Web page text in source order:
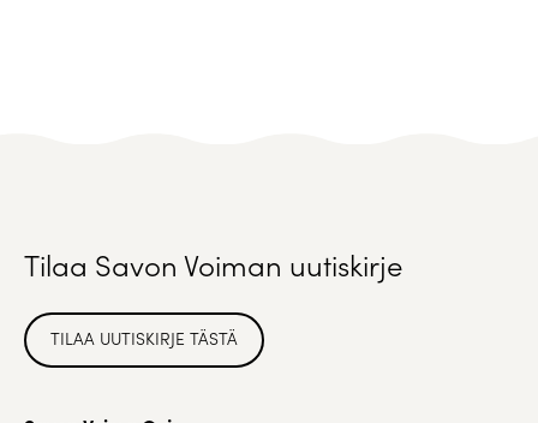
Tilaa Savon Voiman uutiskirje
TILAA UUTISKIRJE TÄSTÄ